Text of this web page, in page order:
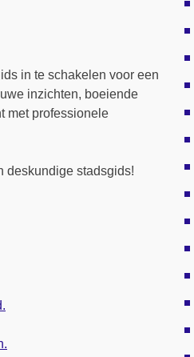
in te schakelen voor een
inzichten, boeiende
met professionele
deskundige stadsgids!